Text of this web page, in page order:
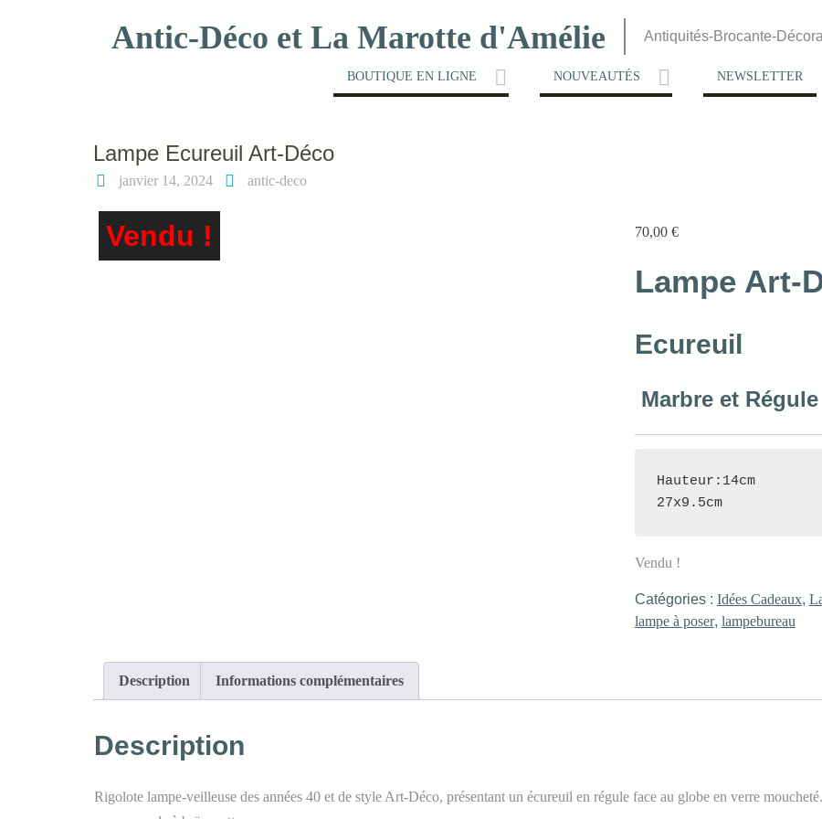
Antic-Déco et La Marotte d'Amélie Antiquités-Brocante-
BOUTIQUE EN LIGNE NOUVEAUTÉS NEWSLETTER
Lampe Ecureuil Art-Déco
janvier 14, 2024 antic-deco
Vendu ! 70,00 €
Lampe Art-
Ecureuil
Marbre et Régule
Hauteur:14cm
27x9.5cm
Vendu !
Catégories : Idées Cadeaux,
lampe à poser, lampebureau
Description Informations complémentaires
Description
Rigolote lampe-veilleuse des années 40 et de style Art-Déco, présentant un écureuil en régule face au globe en verre